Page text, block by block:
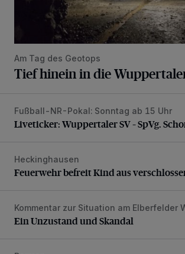
Am Tag des Geotops
Tief hinein in die
Liveticker: Wuppertaler SV – SpVg.
Fußball-NR-Pokal: Sonntag ab 15 Uhr
Liveticker: Wuppertaler SV – SpVg.
Feuerwehr befreit Kind aus
Heckinghausen
Feuerwehr befreit Kind aus
Ein Unzustand und Skandal
Kommentar zur Situation am Elberfelder
Ein Unzustand und Skandal